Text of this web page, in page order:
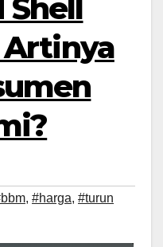
Shell
Artinya
, #harga, #turun